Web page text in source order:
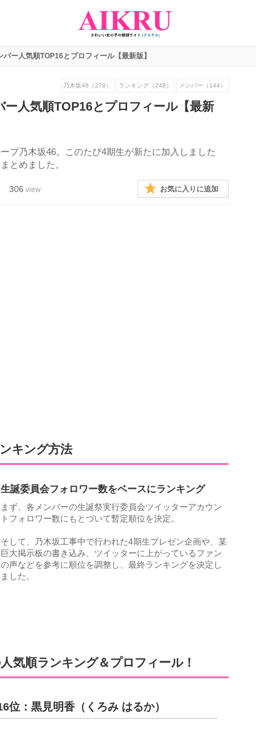
ー人気順TOP16とプロフィール【最新版】
乃木坂46（278） ランキング（248） メンバー（144）
ー人気順TOP16とプロフィール【最新
プ乃木坂46。このたび4期生が新たに加入しました
とめました。
306 view お気に入りに追加
キング方法
生誕委員会フォロワー数をベースにランキング
まず、各メンバーの生誕祭実行委員会ツイッターアカウン
トフォロワー数にもとづいて暫定順位を決定。
そして、乃木坂工事中で行われた4期生プレゼン企画や、某
巨大掲示板の書き込み、ツイッターに上がっているファン
の声などを参考に順位を調整し、最終ランキングを決定し
ました。
気順ランキング＆プロフィール！
位：黒見明香（くろみ はるか）